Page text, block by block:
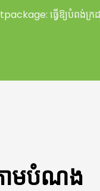
ធ្វើឱ្យបំពង់ក្រ
តាមបំណង